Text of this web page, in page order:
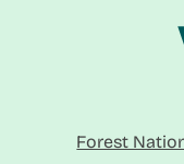
Forest